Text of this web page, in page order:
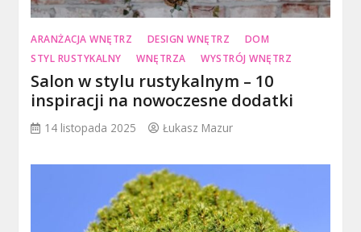
ARANŻACJA WNĘTRZ DESIGN WNĘTRZ
DOM
STYL RUSTYKALNY
WNĘTRZA WYSTRÓJ WNĘTRZ
Salon w stylu rustykalnym – 10
inspiracji na nowoczesne dodatki
14 listopada 2025 Łukasz Mazur